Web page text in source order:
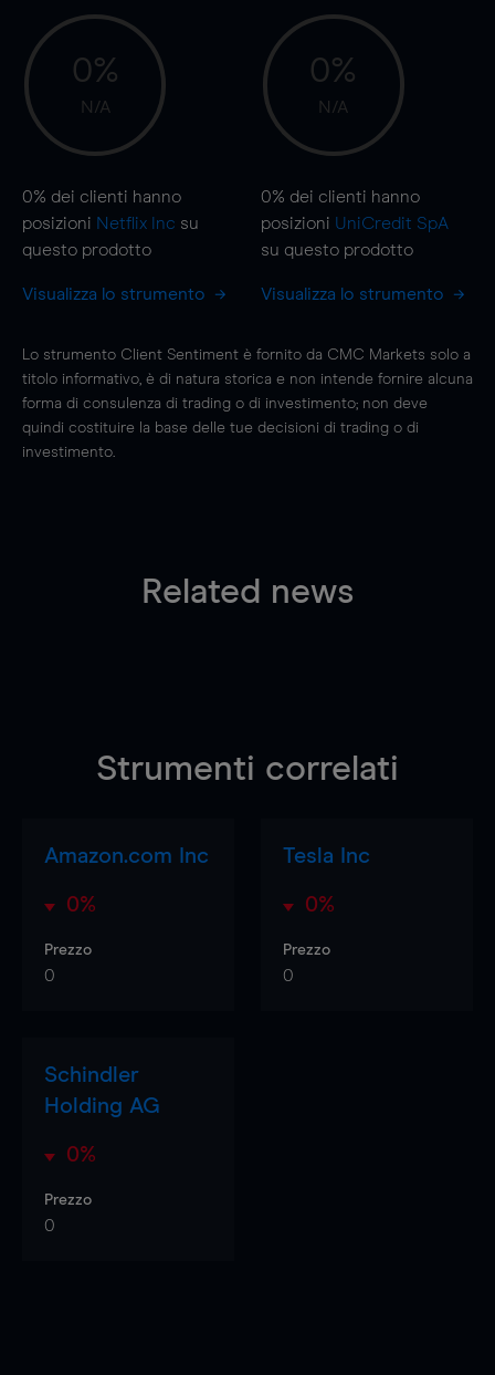
0%
N/A
0% dei clienti hanno
posizioni Netflix Inc su
questo prodotto
Visualizza lo strumento
0%
N/A
0% dei clienti hanno
posizioni UniCredit SpA
su questo prodotto
Visualizza lo strumento
Lo strumento Client Sentiment è fornito da CMC Markets solo a
titolo informativo, è di natura storica e non intende fornire alcuna
forma di consulenza di trading o di investimento; non deve
quindi costituire la base delle tue decisioni di trading o di
investimento.
Related news
Strumenti correlati
Amazon.com Inc
0%
Prezzo
0
Tesla Inc
0%
Prezzo
0
Schindler
Holding AG
0%
Prezzo
0